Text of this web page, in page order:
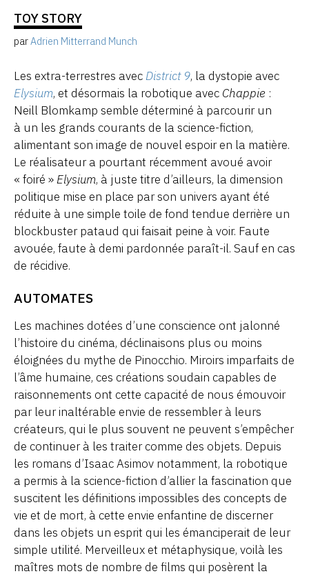
TOY STORY
parAdrien Mitterrand Munch
Les extra-terrestres avecDistrict 9, la dystopie avec
Elysium, et désormais la robotique avec Chappie :
Neill Blomkamp semble déterminé à parcourir un
à un les grands courants de la science-fiction,
alimentant son image de nouvel espoir en la matière.
Le réalisateur a pourtant récemment avoué avoir
« foiré »Elysium, à juste titre d’ailleurs, la dimension
politique mise en place par son univers ayant été
réduite à une simple toile de fond tendue derrière un
blockbuster pataud qui faisait peine à voir. Faute
avouée, faute à demi pardonnée paraît-il. Sauf en cas
de récidive.
AUTOMATES
Les machines dotées d’une conscience ont jalonné
l’histoire du cinéma, déclinaisons plus ou moins
éloignées du mythe de Pinocchio. Miroirs imparfaits de
l’âme humaine, ces créations soudain capables de
raisonnements ont cette capacité de nous émouvoir
par leur inaltérable envie de ressembler à leurs
créateurs, qui le plus souvent ne peuvent s’empêcher
de continuer à les traiter comme des objets. Depuis
les romans d’Isaac Asimov notamment, la robotique
a permis à la science-fiction d’allier la fascination que
suscitent les définitions impossibles des concepts de
vie et de mort, à cette envie enfantine de discerner
dans les objets un esprit qui les émanciperait de leur
simple utilité. Merveilleux et métaphysique, voilà les
maîtres mots de nombre de films qui posèrent la